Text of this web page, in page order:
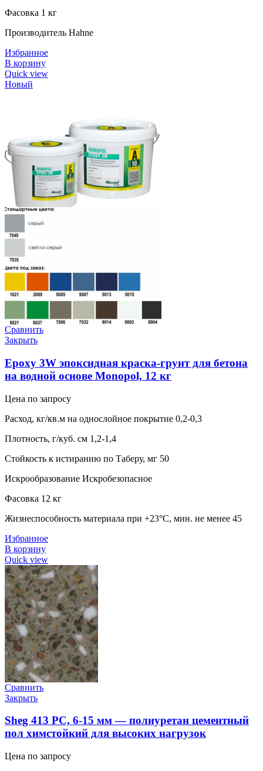
Фасовка 1 кг
Производитель Hahne
Избранное
В корзину
Quick view
Новый
Сравнить
Закрыть
Epoxy 3W эпоксидная краска-грунт для бетона
на водной основе Monopol, 12 кг
Цена по запросу
Расход, кг/кв.м на однослойное покрытие 0,2-0,3
Плотность, г/куб. см 1,2-1,4
Стойкость к истиранию по Таберу, мг 50
Искрообразование Искробезопасное
Фасовка 12 кг
Жизнеспособность материала при +23°С, мин. не менее 45
Избранное
В корзину
Quick view
Сравнить
Закрыть
Sheg 413 PC, 6-15 мм — полиуретан цементный
пол химстойкий для высоких нагрузок
Цена по запросу